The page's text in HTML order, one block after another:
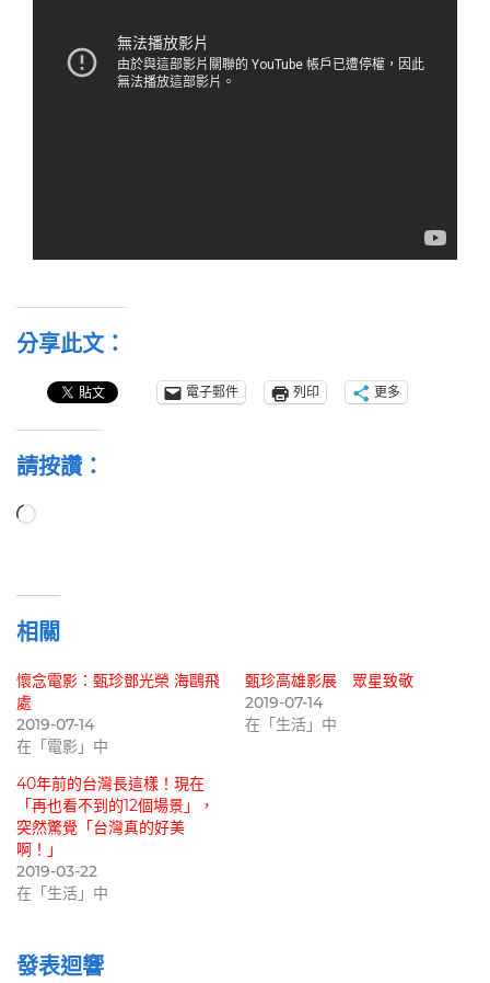
分享此文：
電子郵件 列印 更多
請按讚：
正
相關
懷念電影：甄珍鄧光榮 海鷗飛
處
2019-07-14
在「電影」中
甄珍高雄影展 眾星致敬
2019-07-14
在「生活」中
40年前的台灣長這樣！現在
「再也看不到的12個場景」，
突然驚覺「台灣真的好美
啊！」
2019-03-22
在「生活」中
發表迴響